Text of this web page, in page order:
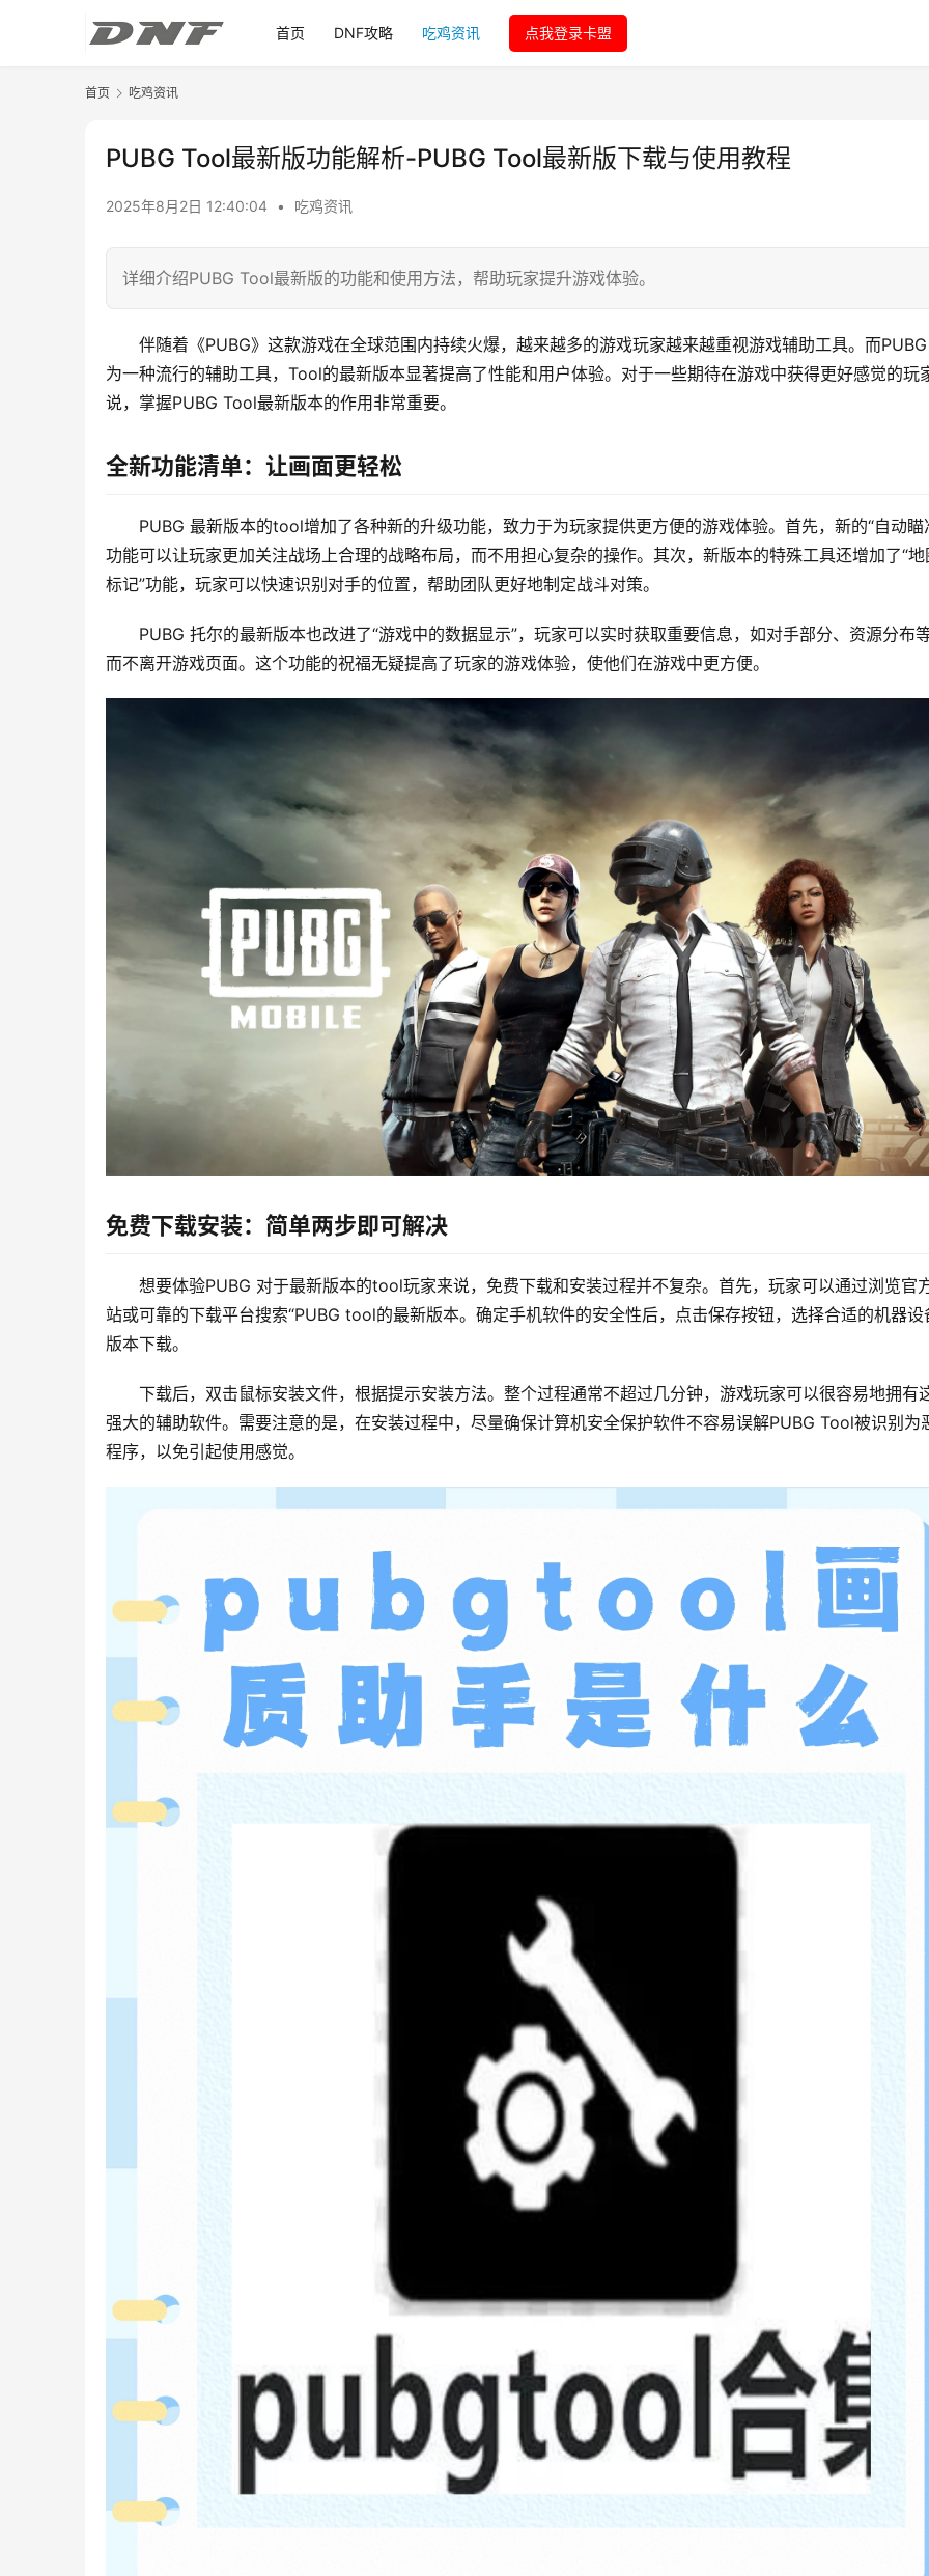
首页 DNF攻略 吃鸡资讯 点我登录卡盟
首页 吃鸡资讯
PUBG Tool最新版功能解析-PUBG Tool最新版下载与使用教程
2025年8月2日 12:40:04 • 吃鸡资讯
详细介绍PUBG Tool最新版的功能和使用方法，帮助玩家提升游戏体验。
伴随着《PUBG》这款游戏在全球范围内持续火爆，越来越多的游戏玩家越来越重视游戏辅助工具。而
为一种流行的辅助工具，Tool的最新版本显著提高了性能和用户体验。对于一些期待在游戏中获得更好感觉的玩
说，掌握PUBG Tool最新版本的作用非常重要。
全新功能清单：让画面更轻松
PUBG 最新版本的tool增加了各种新的升级功能，致力于为玩家提供更方便的游戏体验。首先，新的“自动瞄
功能可以让玩家更加关注战场上合理的战略布局，而不用担心复杂的操作。其次，新版本的特殊工具还增加了“地
标记”功能，玩家可以快速识别对手的位置，帮助团队更好地制定战斗对策。
PUBG 托尔的最新版本也改进了“游戏中的数据显示”，玩家可以实时获取重要信息，如对手部分、资源分布
而不离开游戏页面。这个功能的祝福无疑提高了玩家的游戏体验，使他们在游戏中更方便。
免费下载安装：简单两步即可解决
想要体验PUBG 对于最新版本的tool玩家来说，免费下载和安装过程并不复杂。首先，玩家可以通过浏览官
站或可靠的下载平台搜索“PUBG tool的最新版本。确定手机软件的安全性后，点击保存按钮，选择合适的机器设
版本下载。
下载后，双击鼠标安装文件，根据提示安装方法。整个过程通常不超过几分钟，游戏玩家可以很容易地拥有
强大的辅助软件。需要注意的是，在安装过程中，尽量确保计算机安全保护软件不容易误解PUBG Tool被识别为
程序，以免引起使用感觉。